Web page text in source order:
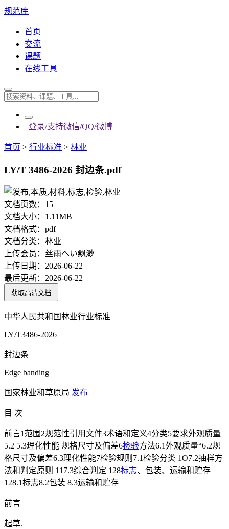
规范库
首页
交流
课题
在线工具
登录/支持微信/QQ/微博
首页 > 行业标准 > 林业
LY/T 3486-2026 封边条.pdf
文档页数： 15
文档大小： 1.11MB
文档格式： pdf
文档分类： 林业
上传会员： 丝雨へい飘渺
上传日期： 2026-06-22
最后更新： 2026-06-22
获取高清文档
中华人民共和国林业行业标准
LY/T3486-2026
封边条
Edge banding
国家林业和草原局 发布
目 次
前言1范围2规范性引用文件3术语和定义4分类5要求外观质量
5.2 5.3理化性能 规格尺寸及偏差6检验方法6.1外观质量“6.2规
格尺寸及偏差6.3理化性能7检验规则7.1检验分类 1O7.2抽样方
法和判定原则 117.3综合判定 128标志、包装、运输和贮存
128.1标志8.2包装 8.3运输和贮存
前言
起草.